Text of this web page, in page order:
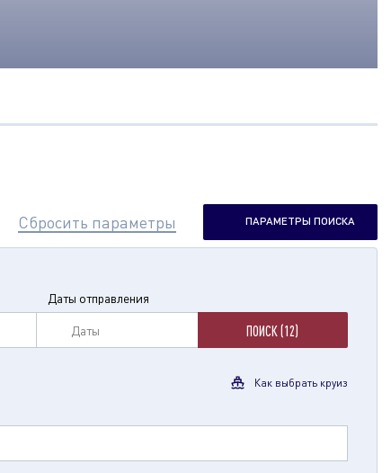
Сбросить параметры ПАРАМЕТРЫ ПОИСКА
Даты отправления
Даты ПОИСК (12)
Как выбрать круиз